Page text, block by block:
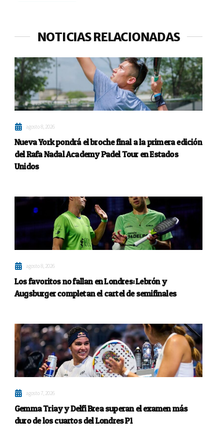
NOTICIAS RELACIONADAS
agosto 8, 2026
Nueva York pondrá el broche final a la primera edición
del Rafa Nadal Academy Padel Tour en Estados
Unidos
agosto 8, 2026
Los favoritos no fallan en Londres: Lebrón y
Augsburger completan el cartel de semifinales
agosto 7, 2026
Gemma Triay y Delfi Brea superan el examen más
duro de los cuartos del Londres P1